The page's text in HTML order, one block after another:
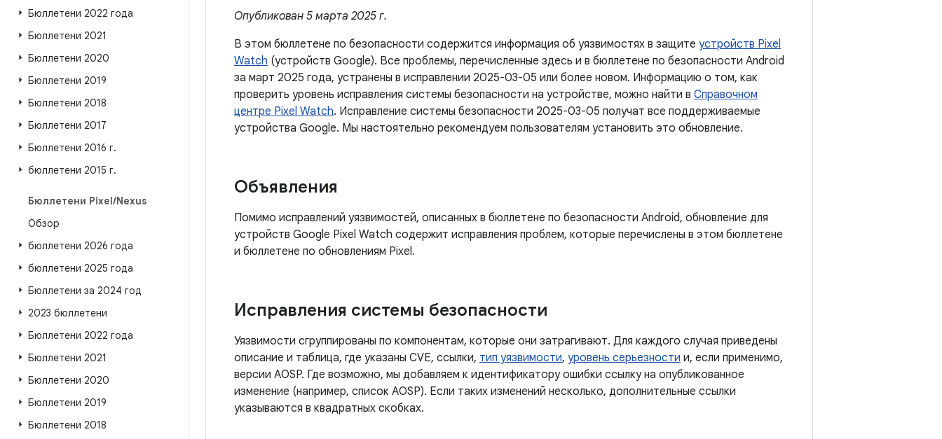
Бюллетени 2022 года
Бюллетени 2021
Бюллетени 2020
Бюллетени 2019
Бюллетени 2018
Бюллетени 2017
Бюллетени 2016 г.
бюллетени 2015 г.
Бюллетени Pixel/Nexus
Обзор
бюллетени 2026 года
бюллетени 2025 года
Бюллетени за 2024 год
2023 бюллетени
Бюллетени 2022 года
Бюллетени 2021
Бюллетени 2020
Бюллетени 2019
Бюллетени 2018
Опубликован 5 марта 2025 г.
В этом бюллетене по безопасности содержится информация об уязвимостях в защите устройств Pixel
Watch (устройств Google). Все проблемы, перечисленные здесь и в бюллетене по безопасности Android
за март 2025 года, устранены в исправлении 2025-03-05 или более новом. Информацию о том, как
проверить уровень исправления системы безопасности на устройстве, можно найти в Справочном
центре Pixel Watch. Исправление системы безопасности 2025-03-05 получат все поддерживаемые
устройства Google. Мы настоятельно рекомендуем пользователям установить это обновление.
Объявления
Помимо исправлений уязвимостей, описанных в бюллетене по безопасности Android, обновление для
устройств Google Pixel Watch содержит исправления проблем, которые перечислены в этом бюллетене
и бюллетене по обновлениям Pixel.
Исправления системы безопасности
Уязвимости сгруппированы по компонентам, которые они затрагивают. Для каждого случая приведены
описание и таблица, где указаны CVE, ссылки, тип уязвимости, уровень серьезности и, если применимо,
версии AOSP. Где возможно, мы добавляем к идентификатору ошибки ссылку на опубликованное
изменение (например, список AOSP). Если таких изменений несколько, дополнительные ссылки
указываются в квадратных скобках.